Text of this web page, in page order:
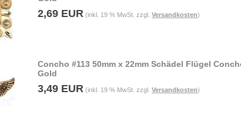
2,69 EUR (inkl. 19 % MwSt. zzgl. Versandkosten)
Concho #113 50mm x 22mm Schädel Flügel
Gold
3,49 EUR (inkl. 19 % MwSt. zzgl. Versandkosten)